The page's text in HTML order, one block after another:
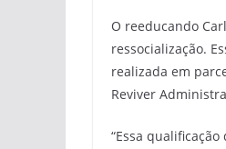
O reeducando
ressocialização.
realizada em
Reviver
“Essa